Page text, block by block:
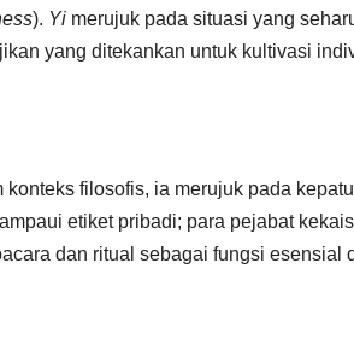
). Yi merujuk pada situasi yang
yang ditekankan untuk kultivasi
filosofis, ia merujuk pada
etiket pribadi; para pejabat
dan ritual sebagai fungsi esensial